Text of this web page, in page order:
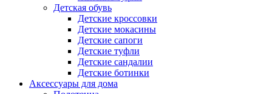
Детская обувь
Детские кроссовки
Детские мокасины
Детские сапоги
Детские туфли
Детские сандалии
Детские ботинки
Аксессуары для дома